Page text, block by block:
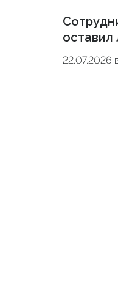
оставил
22.07.2026